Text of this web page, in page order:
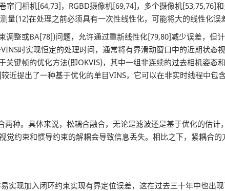
帘门相机[64,73]，RGBD摄像机[69,74]，多个摄像机[53,75,76]
(12)在处理之前必须具有一次性线性化，可能将大的线性化误
整或BA[78])问题，允许通过重新线性化[79,80]减少误差，但
时实现恒定的处理时间，通常将有界滑动窗口中的近期状态
键帧的优化方法(即OKVIS)，其中一组非连续的过去相机姿态
近提出了一种基于优化的单目VINS，它可以在非实时线程中包
。具体来说，松耦合融合，无论是滤波还是基于优化的估计
约束和惯导约束的解耦会导致信息丢失。相比之下，紧耦合
现加入闭环约束实现有界定位误差，这在过去三十年中也出现